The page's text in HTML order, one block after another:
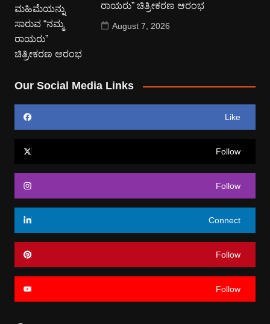
ರಾಯರು” ಚಿತ್ರೀಕರಣ ಆರಂಭ
August 7, 2026
Our Social Media Links
Like
Follow
Follow
Connect
Follow
Follow